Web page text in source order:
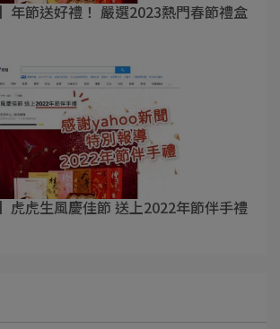
年節送好禮！ 嚴選2023熱門春節禮盒
虎虎生風慶佳節 送上2022年節伴手禮